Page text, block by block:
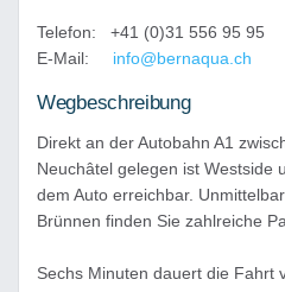
Telefon: +41 (0)31 556 95 95
E-Mail: info@bernaqua.ch
Wegbeschreibung
Direkt an der Autobahn A1
Neuchâtel gelegen ist Westside
dem Auto erreichbar.
Brünnen finden Sie zahlreiche
Sechs Minuten dauert die Fahrt